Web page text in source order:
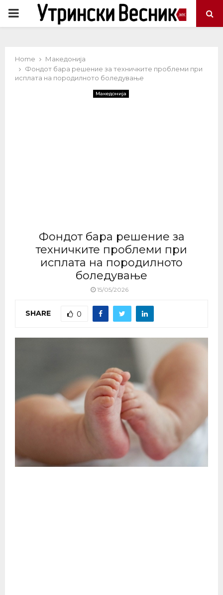
PRIMARY
Home
Македонија
Фондот бара решение за техничките проблеми при
исплата на породилното боледување
Македонија
Фондот бара решение за
техничките проблеми при
исплата на породилното
боледување
15/05/2026
SHARE 0